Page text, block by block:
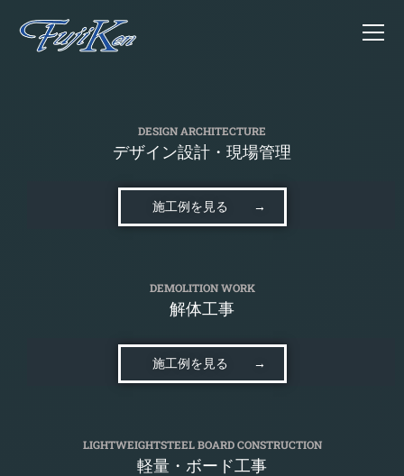
DESIGN ARCHITECTURE
デザイン設計・現場管理
施工例を見る →
DEMOLITION WORK
解体工事
施工例を見る →
LIGHTWEIGHTSTEEL BOARD CONSTRUCTION
軽量・ボード工事